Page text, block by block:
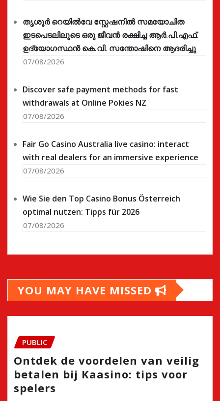
തൃശൂർ റെയിൽവേ സ്റ്റേഷനിൽ സമയോചിത
ഇടപെടലിലൂടെ ഒരു ജീവൻ രക്ഷിച്ച ആർ.പി.എഫ്.
ഉദ്യോഗസ്ഥൻ കെ.വി. സന്തോഷിനെ ആദരിച്ചു
07/08/2026
Discover safe payment methods for fast
withdrawals at Online Pokies NZ
07/08/2026
Fair Go Casino Australia live casino: interact
with real dealers for an immersive experience
07/08/2026
Wie Sie den Top Casino Bonus Österreich
optimal nutzen: Tipps für 2026
07/08/2026
YOU MAY HAVE MISSED
PUBLIC
Ontdek de voordelen van veilig
betalen bij Kaasino: tips voor
spelers